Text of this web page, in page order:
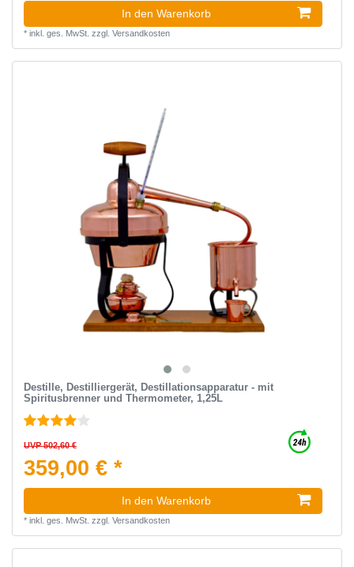
In den Warenkorb
* inkl. ges. MwSt. zzgl. Versandkosten
Destille, Destilliergerät, Destillationsapparatur - mit
Spiritusbrenner und Thermometer, 1,25L
UVP 502,60 €
359,00 € *
In den Warenkorb
* inkl. ges. MwSt. zzgl. Versandkosten